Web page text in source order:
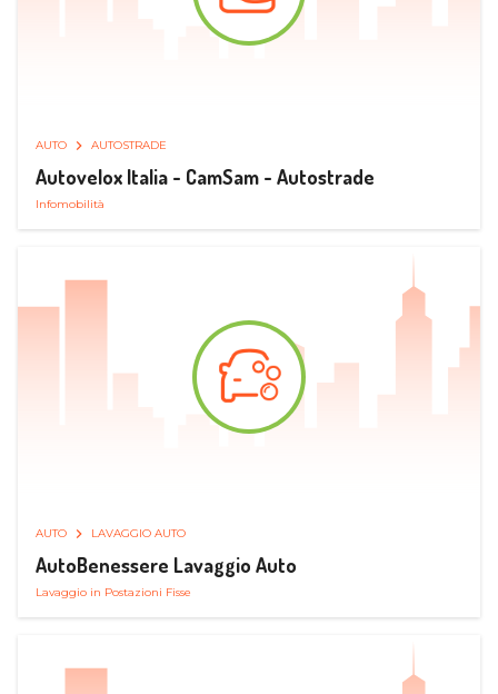
AUTO AUTOSTRADE
Autovelox Italia - CamSam - Autostrade
Infomobilità
AUTO LAVAGGIO AUTO
AutoBenessere Lavaggio Auto
Lavaggio in Postazioni Fisse